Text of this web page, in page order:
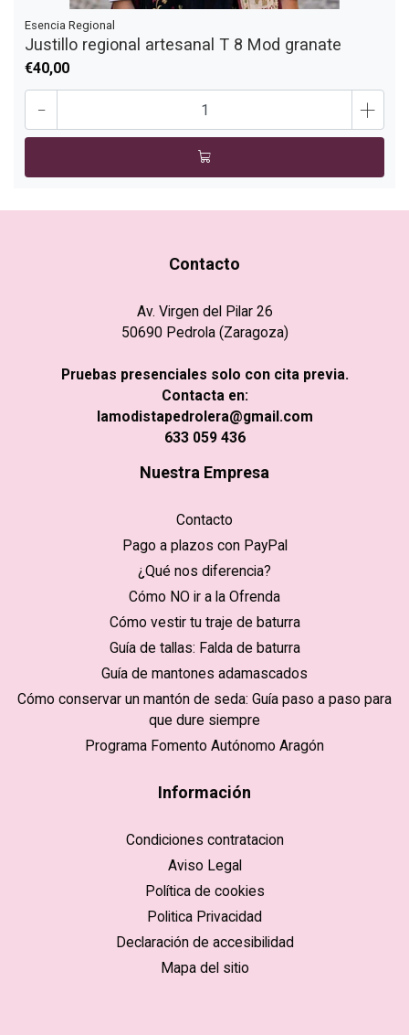
Esencia Regional
Justillo regional artesanal T 8 Mod granate
€40,00
- +
Contacto
Av. Virgen del Pilar 26
50690 Pedrola (Zaragoza)
Pruebas presenciales solo con cita previa.
Contacta en:
lamodistapedrolera@gmail.com
633 059 436
Nuestra Empresa
Contacto
Pago a plazos con PayPal
¿Qué nos diferencia?
Cómo NO ir a la Ofrenda
Cómo vestir tu traje de baturra
Guía de tallas: Falda de baturra
Guía de mantones adamascados
Cómo conservar un mantón de seda: Guía paso a paso para
que dure siempre
Programa Fomento Autónomo Aragón
Información
Condiciones contratacion
Aviso Legal
Política de cookies
Politica Privacidad
Declaración de accesibilidad
Mapa del sitio